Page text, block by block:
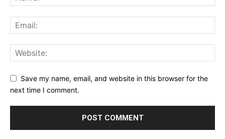
Save my name, email, and website in this browser for the
next time I comment.